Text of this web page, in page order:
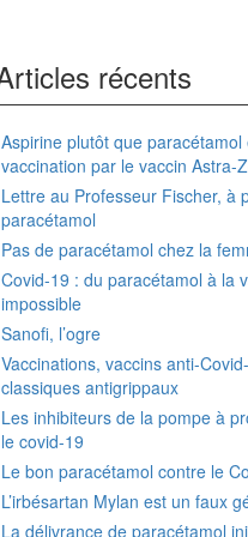
récents
Aspirine plutôt que paracétamol
vaccination par le vaccin Astra-
Lettre au Professeur Fischer, à
paracétamol
Pas de paracétamol chez la
Covid-19 : du paracétamol à la
impossible
Sanofi, l’ogre
Vaccinations, vaccins anti-
classiques antigrippaux
Les inhibiteurs de la pompe à
le covid-19
Le bon paracétamol contre le
L’irbésartan Mylan est un faux
La délivrance de paracétamol